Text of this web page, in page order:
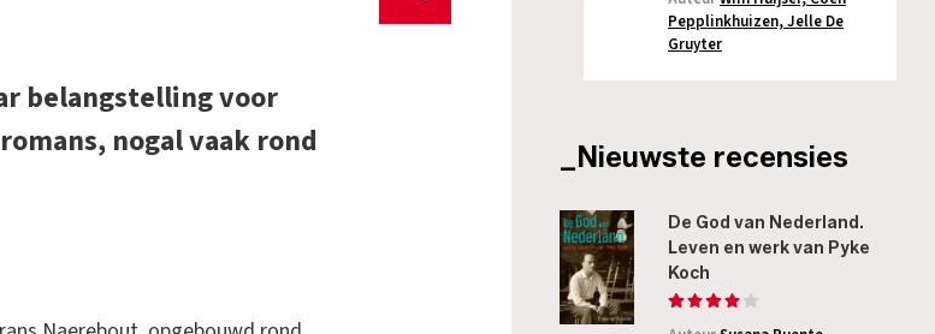
belangstelling voor
nogal vaak rond
Pepplinkhuizen, Jelle De
Gruyter
_Nieuwste recensies
De God van Nederland.
Leven en werk van Pyke
Koch